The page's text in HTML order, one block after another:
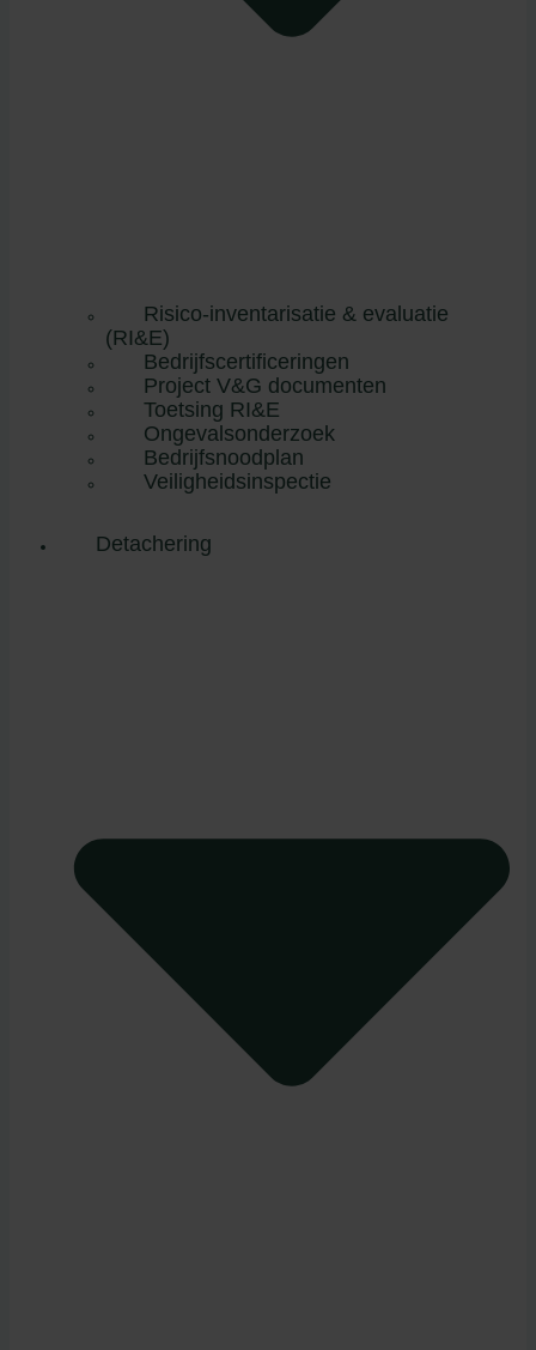
Risico-inventarisatie & evaluatie
(RI&E)
Bedrijfscertificeringen
Project V&G documenten
Toetsing RI&E
Ongevalsonderzoek
Bedrijfsnoodplan
Veiligheidsinspectie
Detachering